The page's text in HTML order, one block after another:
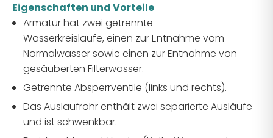
Eigenschaften und Vorteile
Armatur hat zwei getrennte
Wasserkreisläufe, einen zur Entnahme vom
Normalwasser sowie einen zur Entnahme von
gesäuberten Filterwasser.
Getrennte Absperrventile (links und rechts).
Das Auslaufrohr enthält zwei separierte Ausläufe
und ist schwenkbar.